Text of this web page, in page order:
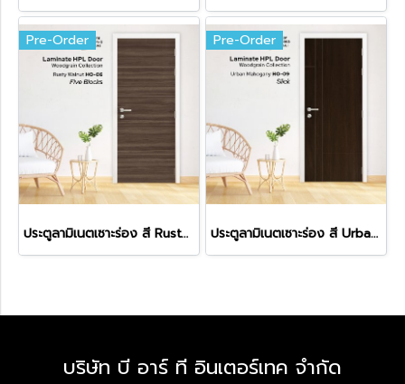
Pre-Order
ประตูลามิเนตเซาะร่อง สี Rusty Walnut
Pre-Order
ประตูลามิเนตเซาะร่อง สี Urban Mahogany
บริษัท บี อาร์ ที อินเตอร์เทค จำกัด